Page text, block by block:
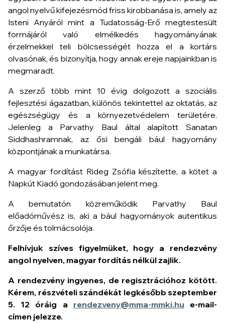
angol nyelvű kifejezésmód friss kirobbanása is, amely az
Isteni Anyáról mint a Tudatosság-Erő megtestesült
formájáról való elmélkedés hagyományának
érzelmekkel teli bölcsességét hozza el a kortárs
olvasónak, és bizonyítja, hogy annak ereje napjainkban is
megmaradt.
A szerző több mint 10 évig dolgozott a szociális
fejlesztési ágazatban, különös tekintettel az oktatás, az
egészségügy és a környezetvédelem területére.
Jelenleg a Parvathy Baul által alapított Sanatan
Siddhashramnak, az ősi bengáli bául hagyomány
központjának a munkatársa.
A magyar fordítást Rideg Zsófia készítette, a kötet a
Napkút Kiadó gondozásában jelent meg.
A bemutatón közreműködik Parvathy Baul
előadóművész is, aki a bául hagyományok autentikus
őrzője és tolmácsolója.
Felhívjuk szíves figyelmüket, hogy a rendezvény
angol nyelven, magyar fordítás nélkül zajlik.
A rendezvény ingyenes, de regisztrációhoz kötött.
Kérem, részvételi szándékát legkésőbb szeptember
5. 12 óráig a rendezveny@mma-mmki.hu e-mail-
címen jelezze.